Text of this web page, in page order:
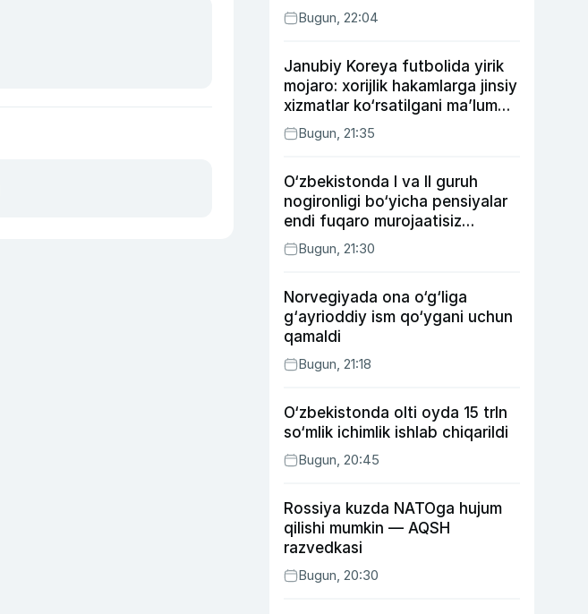
berilishi mumkin
Bugun, 22:04
Janubiy Koreya futbolida yirik
mojaro: xorijlik hakamlarga jinsiy
xizmatlar ko‘rsatilgani ma’lum
qilindi
Bugun, 21:35
O‘zbekistonda I va II guruh
nogironligi bo‘yicha pensiyalar
endi fuqaro murojaatisiz
tayinlanishi mumkin
Bugun, 21:30
Norvegiyada ona o‘g‘liga
g‘ayrioddiy ism qo‘ygani uchun
qamaldi
Bugun, 21:18
O‘zbekistonda olti oyda 15 trln
so‘mlik ichimlik ishlab chiqarildi
Bugun, 20:45
Rossiya kuzda NATOga hujum
qilishi mumkin — AQSH
razvedkasi
Bugun, 20:30